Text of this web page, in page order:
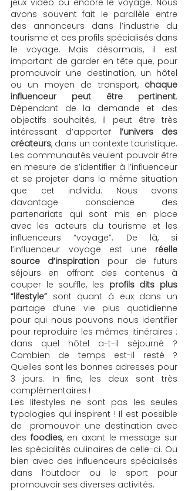
avons souvent fait le parallèle entre
des annonceurs dans l’industrie du
tourisme et ces profils spécialisés dans
le voyage. Mais désormais, il est
important de garder en tête que, pour
promouvoir une destination, un hôtel
ou un moyen de transport, chaque
influenceur peut être pertinent.
Dépendant de la demande et des
objectifs souhaités, il peut être très
intéressant d’apporter l’univers des
créateurs, dans un contexte touristique.
Les communautés veulent pouvoir être
en mesure de s’identifier à l’influenceur
et se projeter dans la même situation
que cet individu. Nous avons
davantage conscience des
partenariats qui sont mis en place
avec les acteurs du tourisme et les
influenceurs “voyage”. De là, si
l’influenceur voyage est une réelle
source d’inspiration pour de futurs
séjours en offrant des contenus à
couper le souffle, les profils dits plus
“lifestyle” sont quant à eux dans un
partage d’une vie plus quotidienne
pour qui nous pouvons nous identifier
pour reproduire les mêmes itinéraires :
dans quel hôtel a-t-il séjourné ?
Combien de temps est-il resté ?
Quelles sont les bonnes adresses pour
3 jours. In fine, les deux sont très
complémentaires !
Les lifestyles ne sont pas les seules
typologies qui inspirent ! Il est possible
de  promouvoir une destination avec
des foodies, en axant le message sur
les spécialités culinaires de celle-ci. Ou
bien avec des influenceurs spécialisés
dans l’outdoor ou le sport pour
promouvoir ses diverses activités.